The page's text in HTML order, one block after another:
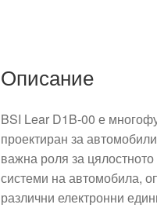
Описание
BSI Lear D1B-00 е
проектиран за
важна роля за
системи на автомобила,
различни електронни